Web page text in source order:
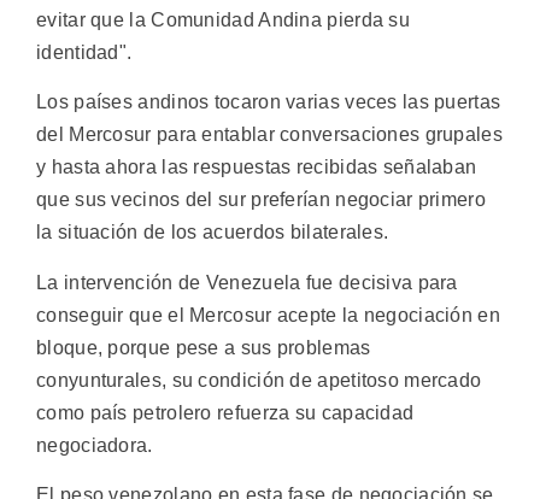
evitar que la Comunidad Andina pierda su
identidad".
Los países andinos tocaron varias veces las puertas
del Mercosur para entablar conversaciones grupales
y hasta ahora las respuestas recibidas señalaban
que sus vecinos del sur preferían negociar primero
la situación de los acuerdos bilaterales.
La intervención de Venezuela fue decisiva para
conseguir que el Mercosur acepte la negociación en
bloque, porque pese a sus problemas
conyunturales, su condición de apetitoso mercado
como país petrolero refuerza su capacidad
negociadora.
El peso venezolano en esta fase de negociación se